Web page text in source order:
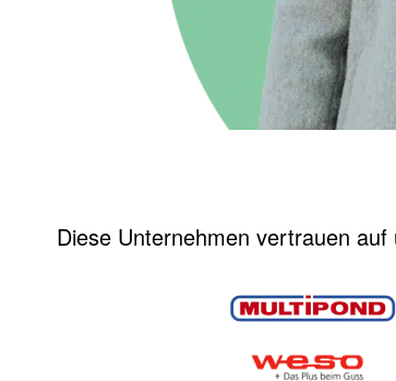
Diese Unternehmen vertrauen